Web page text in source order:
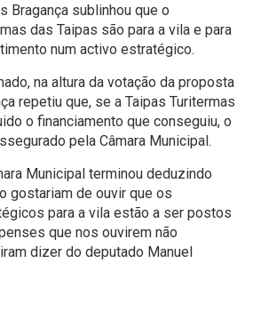
Bragança sublinhou que o
das Taipas são para a vila e para
num activo estratégico.
na altura da votação da proposta
repetiu que, se a Taipas Turitermas
o financiamento que conseguiu, o
pela Câmara Municipal.
Municipal terminou deduzindo
gostariam de ouvir que os
para a vila estão a ser postos
que nos ouvirem não
dizer do deputado Manuel